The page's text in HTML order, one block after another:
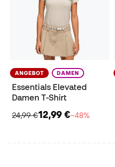
ANGEBOT DAMEN
Essentials Elevated
Damen T-Shirt
24,99 €12,99 €−48%